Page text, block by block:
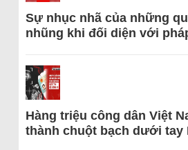
Sự nhục nhã của những
nhũng khi đối diện với
Hàng triệu công dân Việt
thành chuột bạch dưới tay